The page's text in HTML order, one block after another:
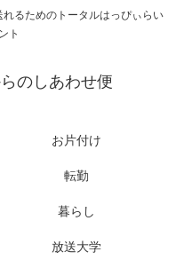
るためのトータルはっぴぃらい
ト
のしあわせ便
お片付け
転勤
暮らし
放送大学